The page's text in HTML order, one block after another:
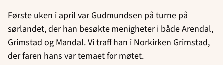
Første uken i april var Gudmundsen på turne på
sørlandet, der han besøkte menigheter i både Arendal,
Grimstad og Mandal. Vi traff han i Norkirken Grimstad,
der faren hans var temaet for møtet.